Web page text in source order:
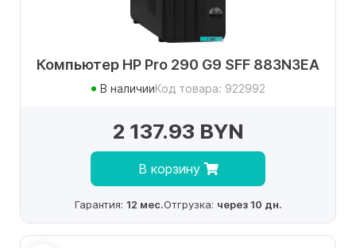
Компьютер HP Pro 290 G9 SFF 883N3EA
В наличииКод товара: 922992
2 137.93 BYN
В корзину
Гарантия: 12 мес.Отгрузка: через 10 дн.